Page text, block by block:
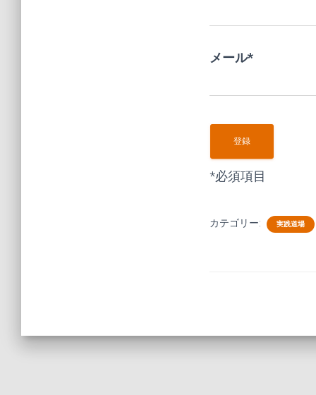
メール*
*必須項目
カテゴリー: 実践道場